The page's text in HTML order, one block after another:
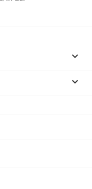

